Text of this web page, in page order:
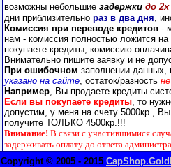
возможны небольшие задержки до
дни приблизительно раз в два дня,
Комиссия при переводе кредитов -
нам - комиссия полностью ложится
покупаете кредиты, комиссию
Внимательно пишите заявку и не
При ошибочном заполнении данных,
указано на сайте, остаток/разность
Например, Вы продаете кредиты
Если вы покупаете кредиты, то
допустим, у меня на счету 5000кр.,
получите ТОЛЬКО 4500кр.!!!
Внимание! В связи с участившимися
задерживать оплату до ответа
Copyright © 2005 - 2015